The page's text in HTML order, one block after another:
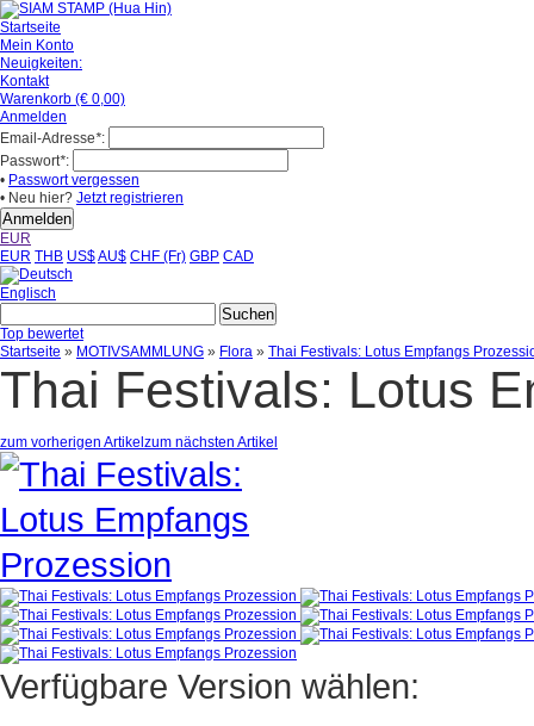
Startseite
Mein Konto
Neuigkeiten:
Kontakt
Warenkorb (€ 0,00)
Anmelden
Email-Adresse*:
Passwort*:
• Passwort vergessen
• Neu hier? Jetzt registrieren
EUR
EUR THB US$AU$ CHF (Fr) GBP CAD
Englisch
Top bewertet
Startseite » MOTIVSAMMLUNG » Flora » Thai Festivals: Lotus Empfangs
Thai Festivals: Lotus
zum vorherigen Artikel zum nächsten Artikel
Verfügbare Version wählen: